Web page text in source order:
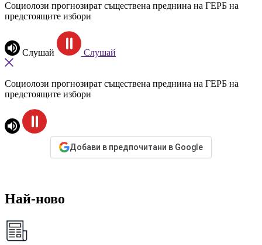
Социолози прогнозират съществена преднина на ГЕРБ на
предстоящите избори
Слушай Слушай
Социолози прогнозират съществена преднина на ГЕРБ на
предстоящите избори
Добави в предпочитани в Google
Най-ново